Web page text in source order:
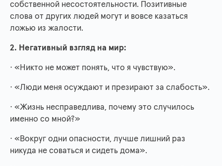
собственной несостоятельности. Позитивные
слова от других людей могут и вовсе казаться
ложью из жалости.
2. Негативный взгляд на мир:
· «Никто не может понять, что я чувствую».
· «Люди меня осуждают и презирают за слабость».
· «Жизнь несправедлива, почему это случилось
именно со мной?»
· «Вокруг одни опасности, лучше лишний раз
никуда не соваться и сидеть дома».